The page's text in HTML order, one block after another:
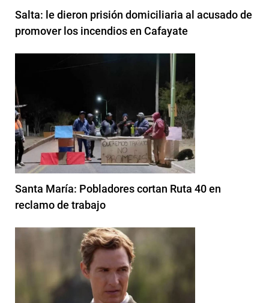
Salta: le dieron prisión domiciliaria al acusado de
promover los incendios en Cafayate
Santa María: Pobladores cortan Ruta 40 en
reclamo de trabajo